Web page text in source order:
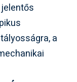
a